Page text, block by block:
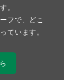
。
フで、どこ
ています。